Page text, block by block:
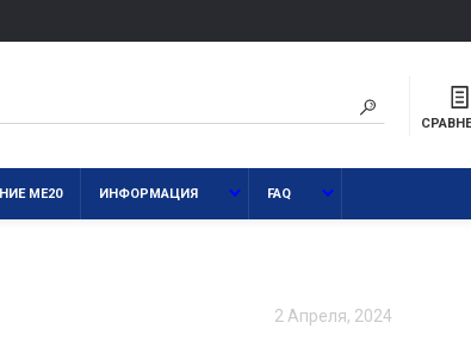
ME20 ИНФОРМАЦИЯ FAQ
2 Апреля, 2024